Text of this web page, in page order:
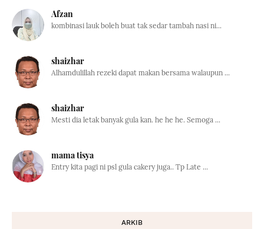
Afzan
kombinasi lauk boleh buat tak sedar tambah nasi ni...
shaizhar
Alhamdulillah rezeki dapat makan bersama walaupun ...
shaizhar
Mesti dia letak banyak gula kan. he he he. Semoga ...
mama tisya
Entry kita pagi ni psl gula cakery juga.. Tp Late ...
ARKIB